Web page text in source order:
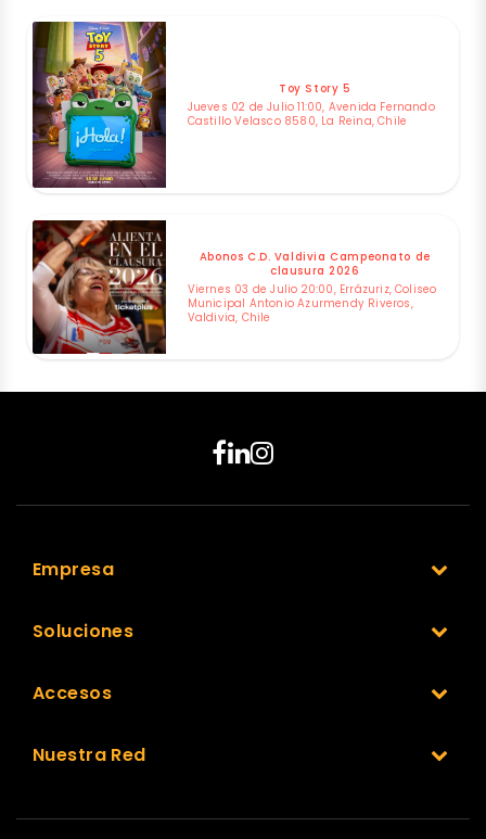
Toy Story 5
Jueves 02 de Julio 11:00, Avenida Fernando
Castillo Velasco 8580, La Reina, Chile
Abonos C.D. Valdivia Campeonato de
clausura 2026
Viernes 03 de Julio 20:00, Errázuriz, Coliseo
Municipal Antonio Azurmendy Riveros,
Valdivia, Chile
Empresa
Soluciones
Accesos
Nuestra Red